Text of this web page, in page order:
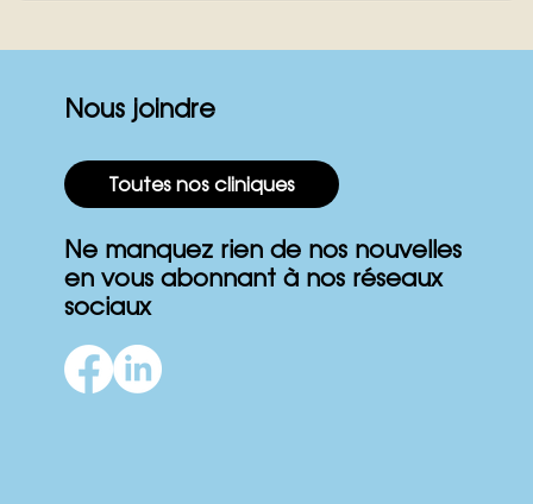
Nous joindre
Toutes nos cliniques
Ne manquez rien de nos nouvelles
en vous abonnant à nos réseaux
sociaux